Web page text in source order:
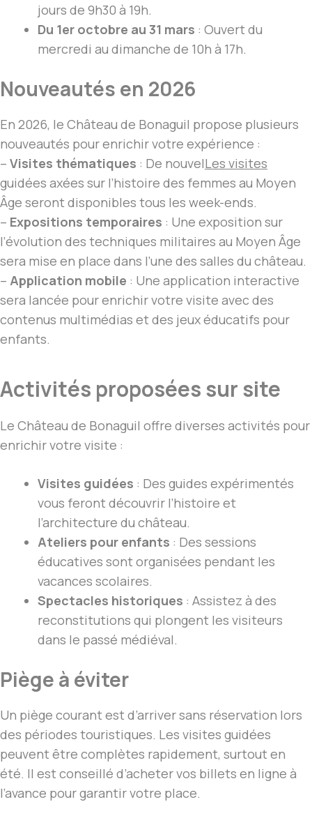
jours de 9h30 à 19h.
Du 1er octobre au 31 mars : Ouvert du
mercredi au dimanche de 10h à 17h.
Nouveautés en 2026
En 2026, le Château de Bonaguil propose plusieurs
nouveautés pour enrichir votre expérience :
– Visites thématiques : De nouvelLes visites
guidées axées sur l’histoire des femmes au Moyen
Âge seront disponibles tous les week-ends.
– Expositions temporaires : Une exposition sur
l’évolution des techniques militaires au Moyen Âge
sera mise en place dans l’une des salles du château.
– Application mobile : Une application interactive
sera lancée pour enrichir votre visite avec des
contenus multimédias et des jeux éducatifs pour
enfants.
Activités proposées sur site
Le Château de Bonaguil offre diverses activités pour
enrichir votre visite :
Visites guidées : Des guides expérimentés
vous feront découvrir l’histoire et
l’architecture du château.
Ateliers pour enfants : Des sessions
éducatives sont organisées pendant les
vacances scolaires.
Spectacles historiques : Assistez à des
reconstitutions qui plongent les visiteurs
dans le passé médiéval.
Piège à éviter
Un piège courant est d’arriver sans réservation lors
des périodes touristiques. Les visites guidées
peuvent être complètes rapidement, surtout en
été. Il est conseillé d’acheter vos billets en ligne à
l’avance pour garantir votre place.